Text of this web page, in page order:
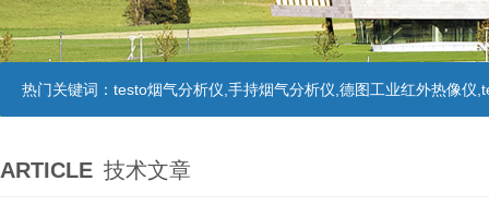
热门关键词： testo烟气分析仪,手持烟气分析仪,德图工业红外热像仪
ARTICLE 技术文章